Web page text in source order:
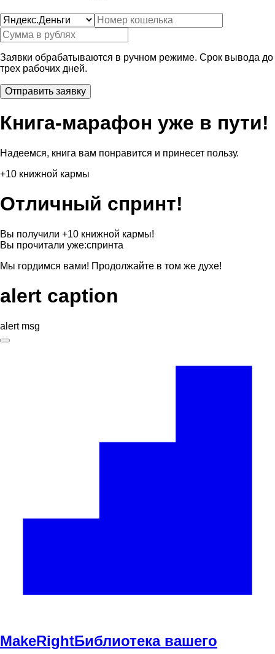
Заявки обрабатываются в ручном режиме. Срок вывода до
трех рабочих дней.
Книга-марафон уже в пути!
Надеемся, книга вам понравится и принесет пользу.
+10 книжной кармы
Отличный спринт!
Вы получили +10 книжной кармы!
Вы прочитали уже:спринта
Мы гордимся вами! Продолжайте в том же духе!
alert caption
alert msg
MakeRightБиблиотека вашего